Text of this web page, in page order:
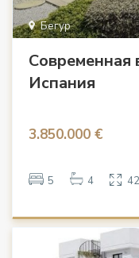
Бегур
Современная
Испания
3.850.000 €
5 4